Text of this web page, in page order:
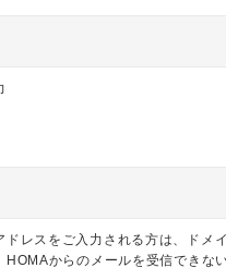
ドレスをご入力される方は、ドメ
からのメールを受信できな